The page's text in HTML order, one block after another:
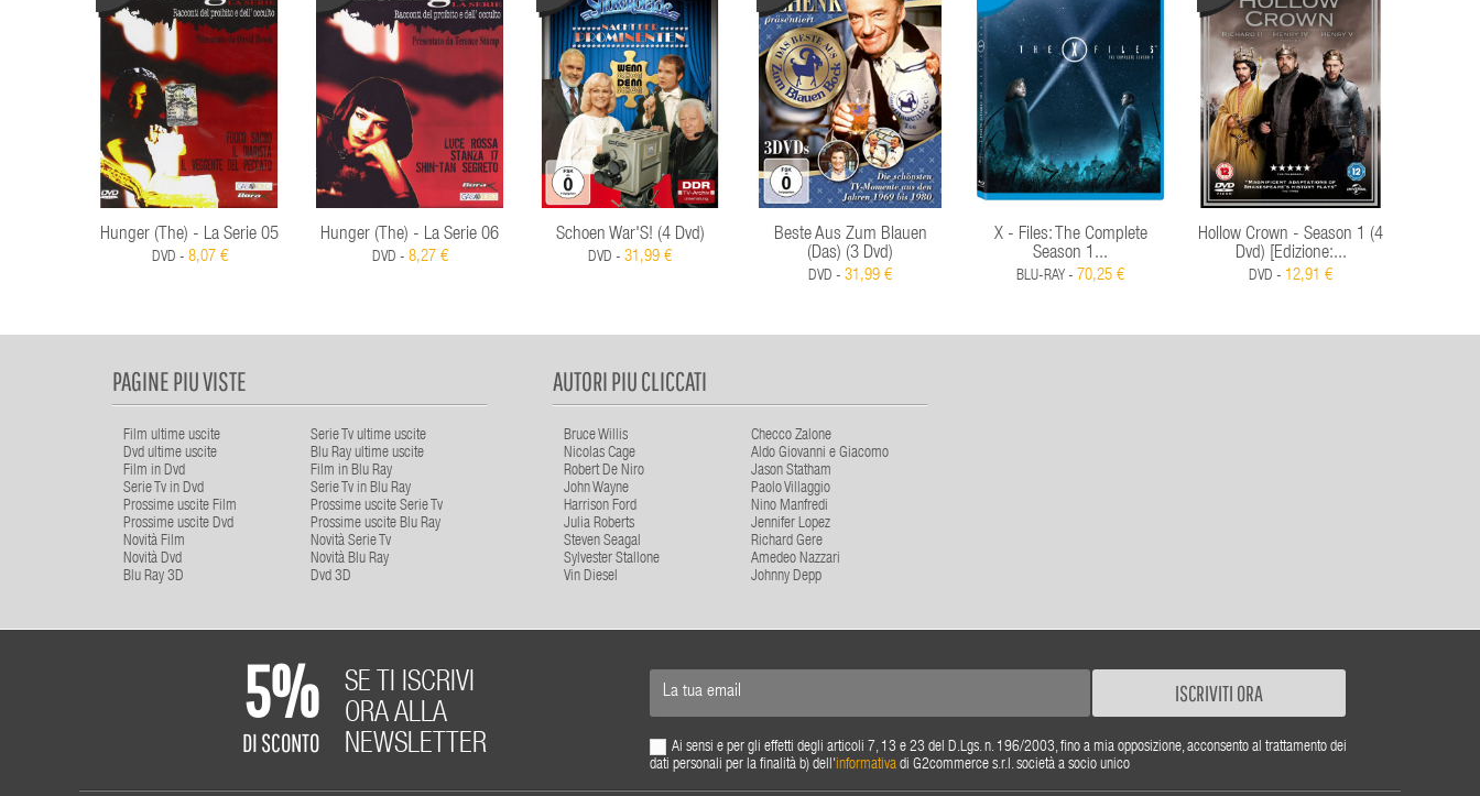
Hunger (The) - La Serie 05
DVD - 8,07 €
Hunger (The) - La Serie 06
DVD - 8,27 €
Schoen War'S! (4 Dvd)
DVD - 31,99 €
Beste Aus Zum Blauen
(Das) (3 Dvd)
DVD - 31,99 €
X - Files: The Complete
Season 1...
BLU-RAY - 70,25 €
Hollow Crown - Season 1 (4
Dvd) [Edizione:...
DVD - 12,91 €
PAGINE PIU VISTE
Film ultime uscite
Serie Tv ultime uscite
Dvd ultime uscite
Blu Ray ultime uscite
Film in Dvd
Film in Blu Ray
Serie Tv in Dvd
Serie Tv in Blu Ray
Prossime uscite Film
Prossime uscite Serie Tv
Prossime uscite Dvd
Prossime uscite Blu Ray
Novità Film
Novità Serie Tv
Novità Dvd
Novità Blu Ray
Blu Ray 3D
Dvd 3D
AUTORI PIU CLICCATI
Bruce Willis
Checco Zalone
Nicolas Cage
Aldo Giovanni e Giacomo
Robert De Niro
Jason Statham
John Wayne
Paolo Villaggio
Harrison Ford
Nino Manfredi
Julia Roberts
Jennifer Lopez
Steven Seagal
Richard Gere
Sylvester Stallone
Amedeo Nazzari
Vin Diesel
Johnny Depp
5%
DI SCONTO
SE TI ISCRIVI
ORA ALLA
NEWSLETTER
ISCRIVITI ORA
Ai sensi e per gli effetti degli articoli 7, 13 e 23 del D.Lgs. n. 196/2003, fino a mia opposizione, acconsento al trattamento dei
dati personali per la finalità b) dell'informativadi G2commerce s.r.l. società a socio unico